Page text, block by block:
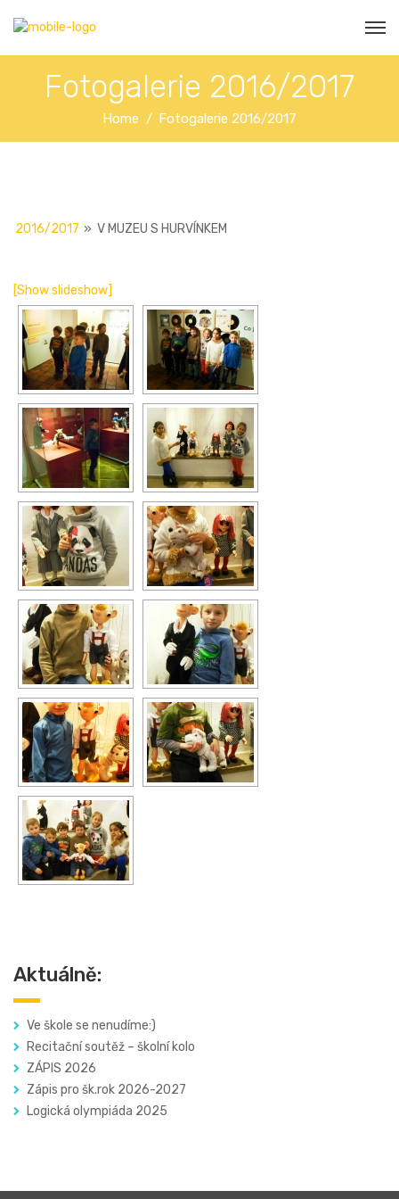
Fotogalerie 2016/2017
Home Fotogalerie 2016/2017
2016/2017 » V MUZEU S HURVÍNKEM
[Show slideshow]
Aktuálně:
Ve škole se nenudíme:)
Recitační soutěž – školní kolo
ZÁPIS 2026
Zápis pro šk.rok 2026-2027
Logická olympiáda 2025